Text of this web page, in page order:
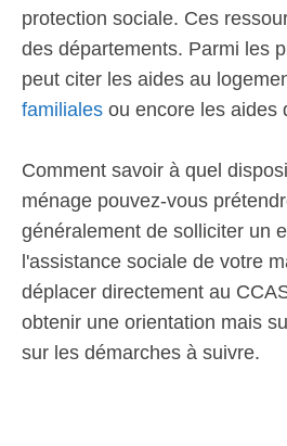
protection sociale. Ces
des départements. Parmi les
peut citer les aides au
familiales ou encore les aides
Comment savoir à quel
ménage pouvez-vous
généralement de solliciter un
l'assistance sociale de votre
déplacer directement au
obtenir une orientation mais
sur les démarches à suivre.